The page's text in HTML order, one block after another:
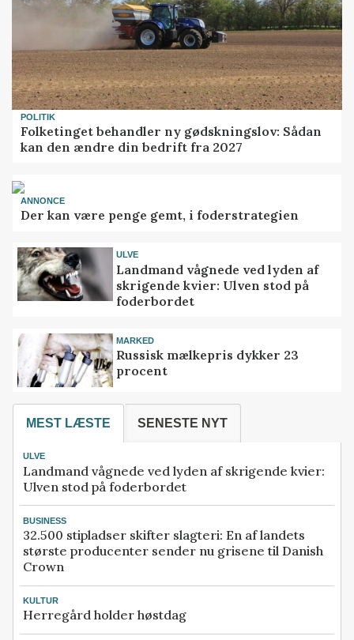
POLITIK
Folketinget behandler ny gødskningslov: Sådan
kan den ændre din bedrift fra 2027
ANNONCE
Der kan være penge gemt, i foderstrategien
ULVE
Landmand vågnede ved lyden af
skrigende kvier: Ulven stod på
foderbordet
MARKED
Russisk mælkepris dykker 23
procent
MEST LÆSTE SENESTE NYT
ULVE
Landmand vågnede ved lyden af skrigende kvier:
Ulven stod på foderbordet
BUSINESS
32.500 stipladser skifter slagteri: En af landets
største producenter sender nu grisene til Danish
Crown
KULTUR
Herregård holder høstdag